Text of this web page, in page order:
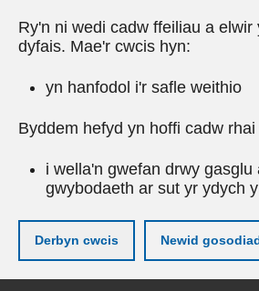
Ry'n ni wedi cadw ffeiliau a elwir
dyfais. Mae'r cwcis hyn:
yn hanfodol i'r safle weithio
Byddem hefyd yn hoffi cadw
i wella'n gwefan drwy gasglu
gwybodaeth ar sut yr ydych
Derbyn cwcis Newid